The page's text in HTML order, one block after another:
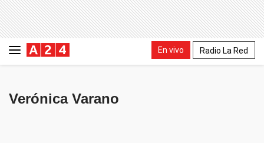
En vivo Radio La Red
Verónica Varano